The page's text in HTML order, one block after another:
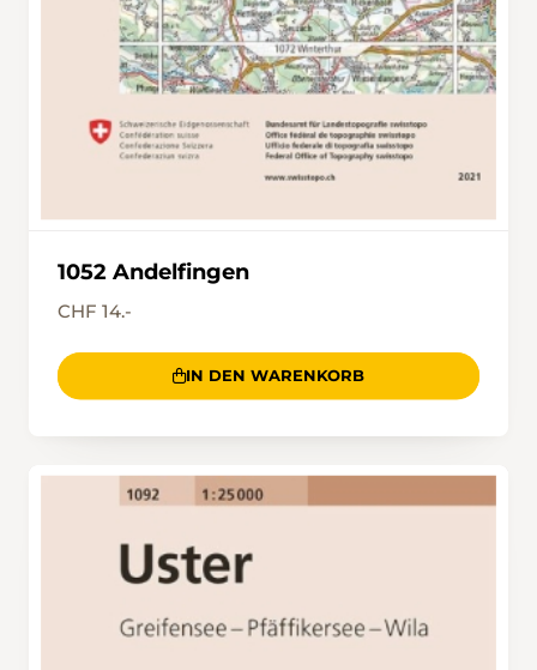
1052 Andelfingen
CHF 14.-
IN DEN WARENKORB